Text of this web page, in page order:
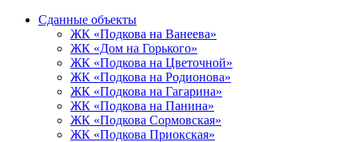
Сданные объекты
ЖК «Подкова на Ванеева»
ЖК «Дом на Горького»
ЖК «Подкова на Цветочной»
ЖК «Подкова на Родионова»
ЖК «Подкова на Гагарина»
ЖК «Подкова на Панина»
ЖК «Подкова Сормовская»
ЖК «Подкова Приокская»